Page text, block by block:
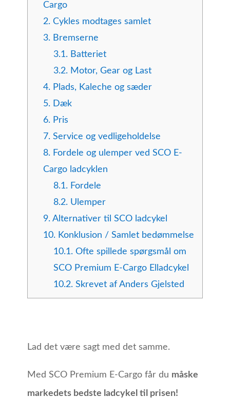
Cargo
2.Cykles modtages samlet
3.Bremserne
3.1.Batteriet
3.2.Motor, Gear og Last
4.Plads, Kaleche og sæder
5.Dæk
6.Pris
7.Service og vedligeholdelse
8.Fordele og ulemper ved SCO E-
Cargo ladcyklen
8.1.Fordele
8.2.Ulemper
9.Alternativer til SCO ladcykel
10.Konklusion / Samlet bedømmelse
10.1.Ofte spillede spørgsmål om
SCO Premium E-Cargo Elladcykel
10.2.Skrevet af Anders Gjelsted
Lad det være sagt med det samme.
Med SCO Premium E-Cargo får du måske
markedets bedste ladcykel til prisen!